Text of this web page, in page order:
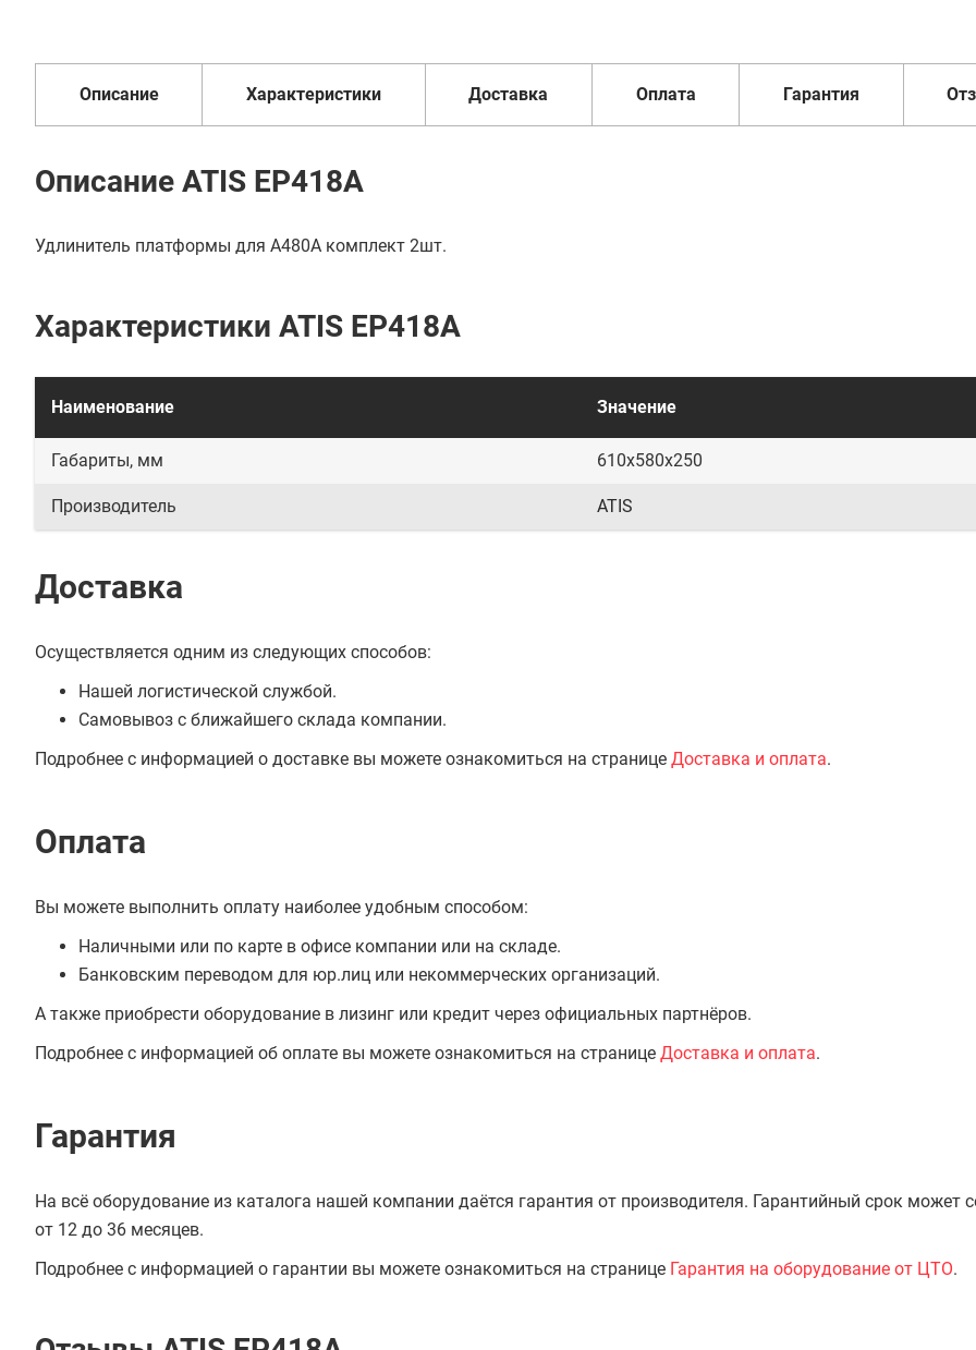
Описание Характеристики Доставка Оплата Гарантия
Описание ATIS EP418A
Удлинитель платформы для A480A комплект 2шт.
Характеристики ATIS EP418A
Наименование Значение
Габариты, мм 610х580х250
Производитель ATIS
Доставка
Осуществляется одним из следующих способов:
Нашей логистической службой.
Самовывоз с ближайшего склада компании.
Подробнее с информацией о доставке вы можете ознакомиться на странице Доставка и оплата.
Оплата
Вы можете выполнить оплату наиболее удобным способом:
Наличными или по карте в офисе компании или на складе.
Банковским переводом для юр.лиц или некоммерческих организаций.
А также приобрести оборудование в лизинг или кредит через официальных партнёров.
Подробнее с информацией об оплате вы можете ознакомиться на странице Доставка и оплата.
Гарантия
На всё оборудование из каталога нашей компании даётся гарантия от производителя. Гарантийный срок может
от 12 до 36 месяцев.
Подробнее с информацией о гарантии вы можете ознакомиться на странице Гарантия на оборудование от ЦТО.